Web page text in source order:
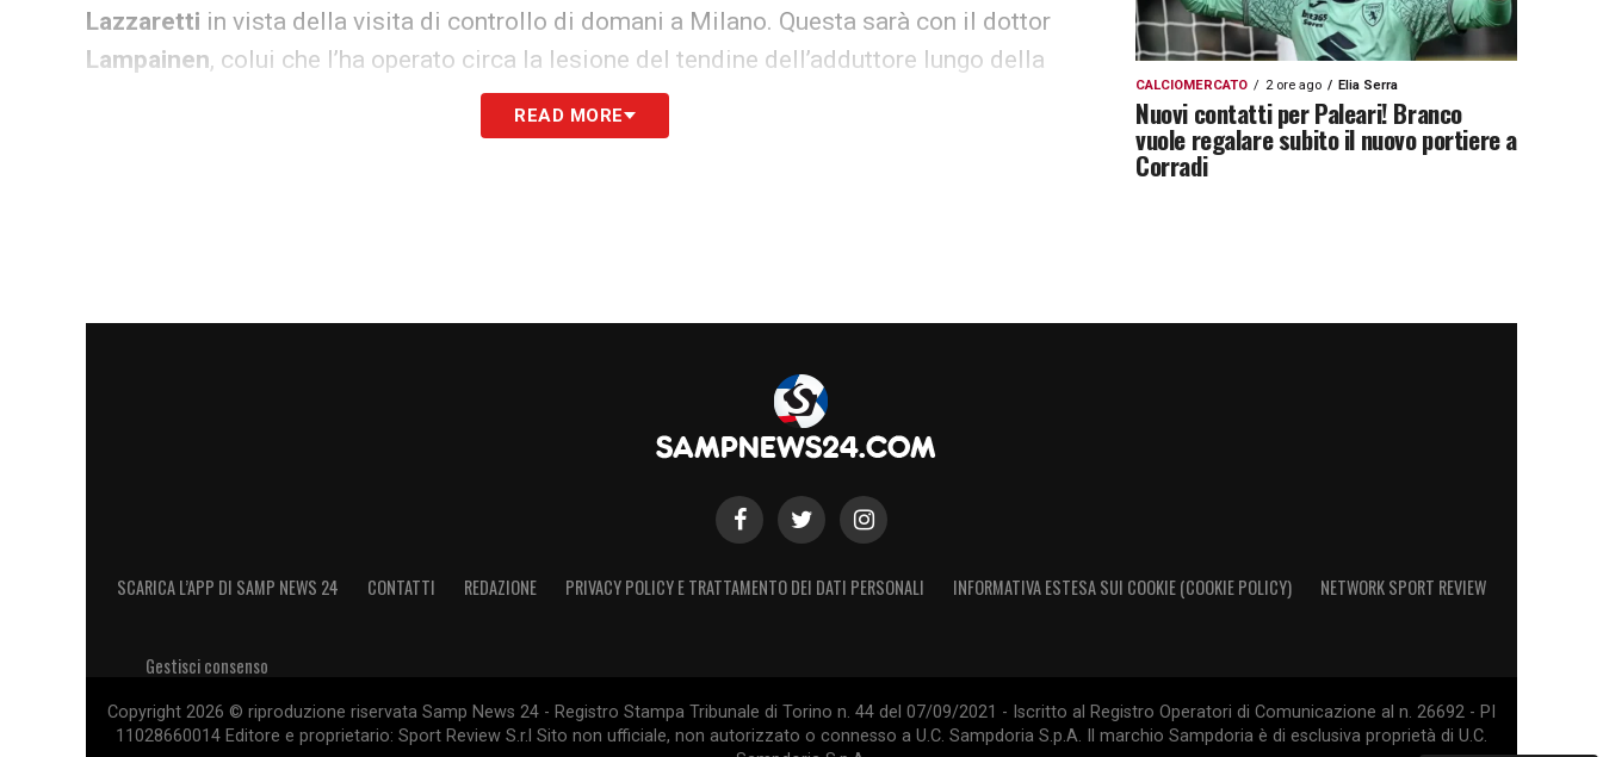
Lazzaretti in vista della visita di controllo di domani a Milano. Questa sarà con il dottor
Lampainen, colui che l’ha operato circa la lesione del tendine dell’adduttore lungo della
coscia sinistra. Servirà per ricevere il definitivo via libera per il ritorno in campo; il quale
è già scontato da tempo dati i progressi evidenziati dal classe 91′.
READ MORE
CALCIOMERCATO 2 ore ago Elia Serra
Nuovi contatti per Paleari! Branco
vuole regalare subito il nuovo portiere a
Corradi
SCARICA L’APP DI SAMP NEWS 24 CONTATTI REDAZIONE PRIVACY POLICY E TRATTAMENTO DEI DATI PERSONALI INFORMATIVA ESTESA SUI COOKIE (COOKIE POLICY) NETWORK SPORT REVIEW
Gestisci consenso
Copyright 2026 © riproduzione riservata Samp News 24 - Registro Stampa Tribunale di Torino n. 44 del 07/09/2021 - Iscritto al Registro Operatori di Comunicazione al n. 26692 - PI
11028660014 Editore e proprietario: Sport Review S.r.l Sito non ufficiale, non autorizzato o connesso a U.C. Sampdoria S.p.A. Il marchio Sampdoria è di esclusiva proprietà di U.C.